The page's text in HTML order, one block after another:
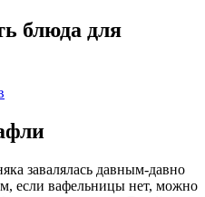
блюда для
завалялась давным-давно
если вафельницы нет, можно